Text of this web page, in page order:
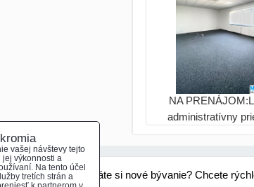
NA
administratívny
prenájom – 300
Hladáte si nové bývanie? Chcete
vašej návštevy tejto
jej výkonnosti a
Na tento účel
tretích strán a